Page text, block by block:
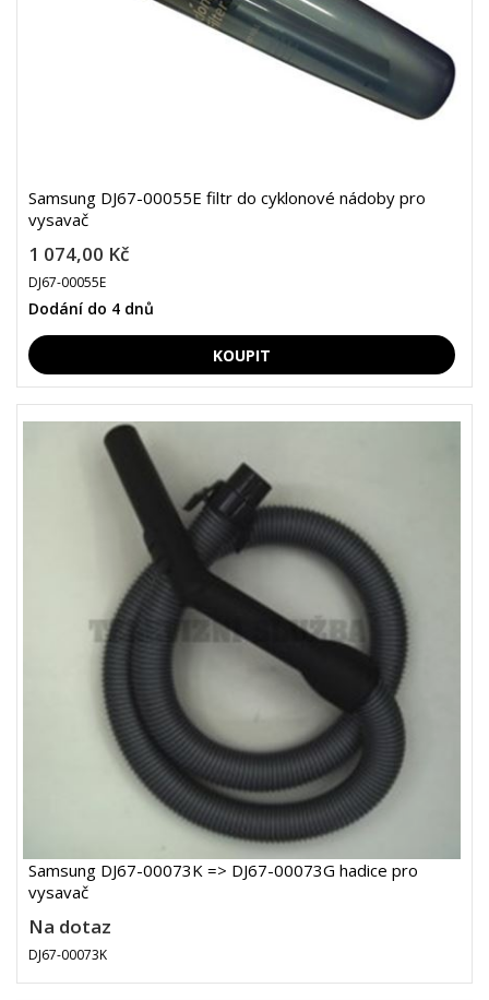
Samsung DJ67-00055E filtr do cyklonové nádoby pro
vysavač
1 074,00 Kč
DJ67-00055E
Dodání do 4 dnů
Samsung DJ67-00073K => DJ67-00073G hadice pro
vysavač
Na dotaz
DJ67-00073K